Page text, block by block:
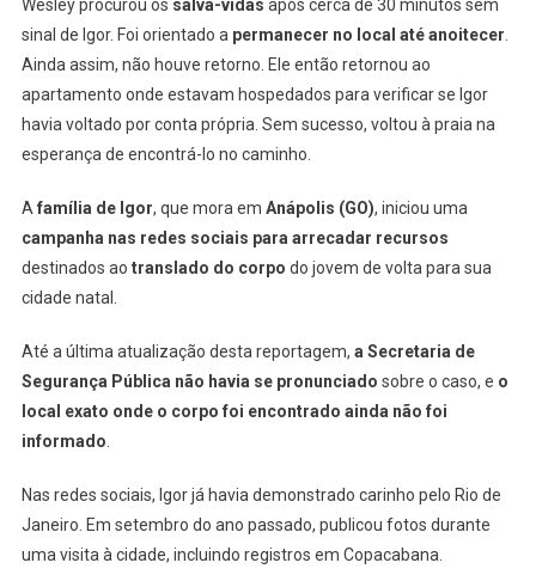
Wesley procurou os salva-vidas após cerca de 30 minutos sem
sinal de Igor. Foi orientado a permanecer no local até anoitecer
Ainda assim, não houve retorno. Ele então retornou ao
apartamento onde estavam hospedados para verificar se Igor
havia voltado por conta própria. Sem sucesso, voltou à praia na
esperança de encontrá-lo no caminho.
A família de Igor, que mora em Anápolis (GO), iniciou uma
campanha nas redes sociais para arrecadar recursos
destinados ao translado do corpo do jovem de volta para sua
cidade natal.
Até a última atualização desta reportagem, a Secretaria de
Segurança Pública não havia se pronunciado sobre o caso, e o
local exato onde o corpo foi encontrado ainda não foi
informado
Nas redes sociais, Igor já havia demonstrado carinho pelo Rio de
Janeiro. Em setembro do ano passado, publicou fotos durante
uma visita à cidade, incluindo registros em Copacabana.